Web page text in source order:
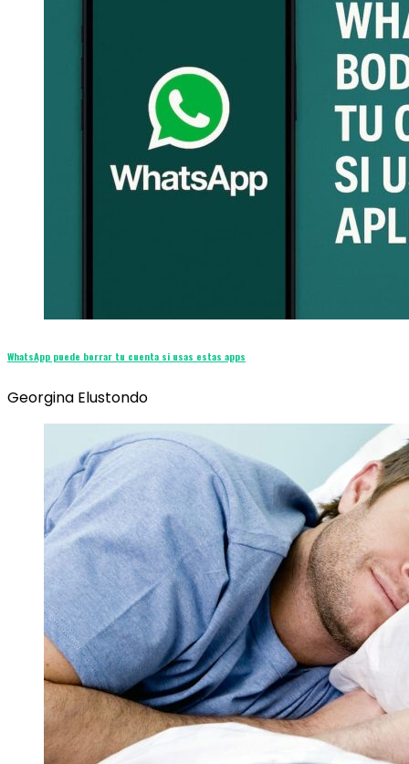
WhatsApp puede borrar tu cuenta si usas estas apps
Georgina Elustondo